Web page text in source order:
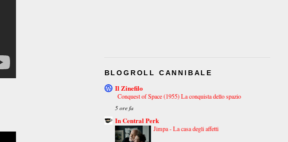
BLOGROLL CANNIBALE
Il Zinefilo
Conquest of Space (1955) La conquista dello spazio
5 ore fa
In Central Perk
Jimpa - La casa degli affetti